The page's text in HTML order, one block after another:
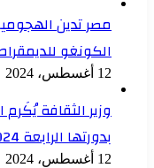
مصر تدين
الكونغو
12 أغسطس، 2024
وزير الثقافة يُكَرم
بدورتها الرابعة 2024
12 أغسطس، 2024